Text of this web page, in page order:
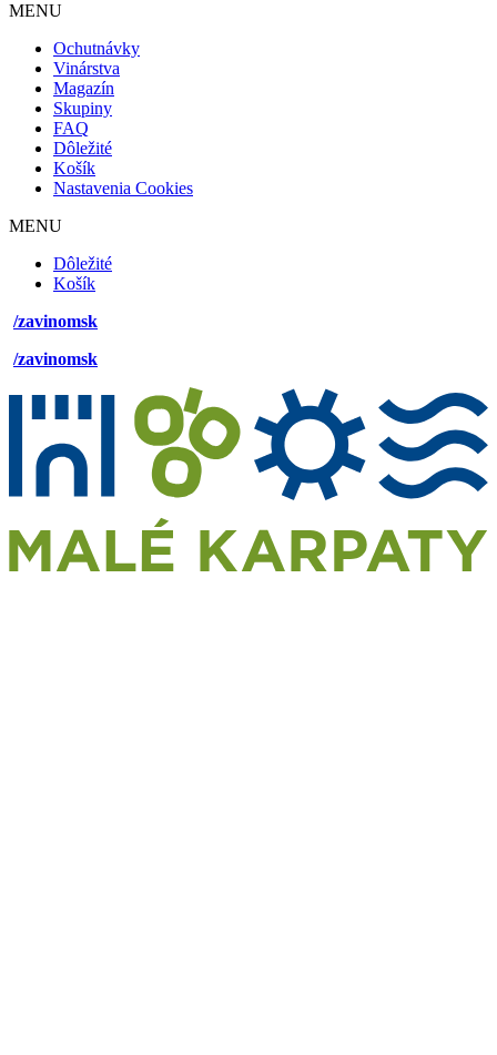
mobile
MENU
Ochutnávky
Vinárstva
Magazín
Skupiny
FAQ
Dôležité
Košík
Nastavenia Cookies
desktop
menu
MENU
Dôležité
Košík
/zavinomsk
/zavinomsk